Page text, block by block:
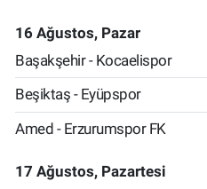
16 Ağustos, Pazar
Başakşehir - Kocaelispor
Beşiktaş - Eyüpspor
Amed - Erzurumspor FK
17 Ağustos, Pazartesi